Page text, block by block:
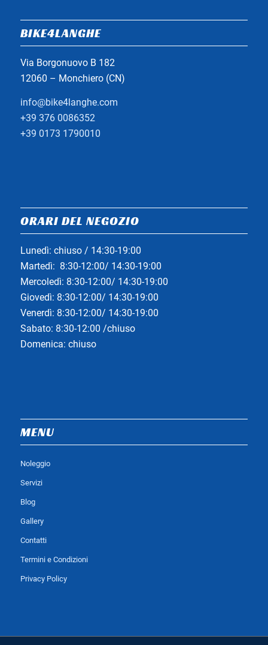
BIKE4LANGHE
Via Borgonuovo B 182
12060 – Monchiero (CN)
info@bike4langhe.com
+39 376 0086352
+39 0173 1790010
ORARI DEL NEGOZIO
Lunedì: chiuso / 14:30-19:00
Martedì: 8:30-12:00/ 14:30-19:00
Mercoledì: 8:30-12:00/ 14:30-19:00
Giovedì: 8:30-12:00/ 14:30-19:00
Venerdì: 8:30-12:00/ 14:30-19:00
Sabato: 8:30-12:00 /chiuso
Domenica: chiuso
MENU
Noleggio
Servizi
Blog
Gallery
Contatti
Termini e Condizioni
Privacy Policy